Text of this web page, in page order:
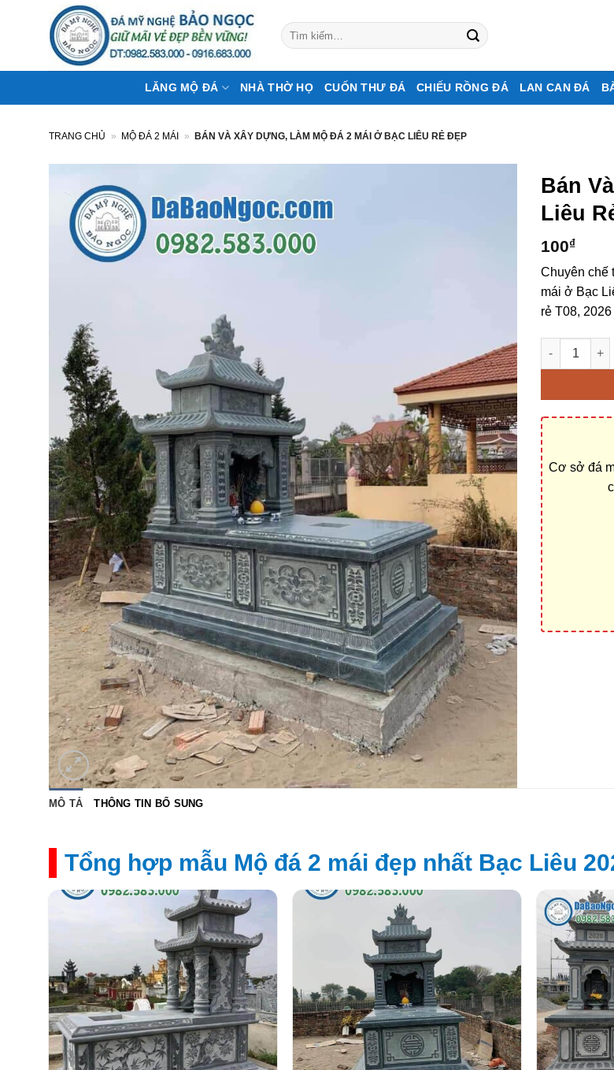
dung
Tìm
kiếm:
LĂNG MỘ ĐÁ NHÀ THỜ HỌ CUỐN THƯ ĐÁ CHIẾU RỒNG ĐÁ LAN CAN ĐÁ
TRANG CHỦ » MỘ ĐÁ 2 MÁI » BÁN VÀ XÂY DỰNG, LÀM MỘ ĐÁ 2 MÁI Ở BẠC LIÊU RẺ ĐẸP
Bán
Liêu
100₫
Chuyên chế
mái ở Bạc
rẻ T08, 2026
Bán và xây
Cơ sở đá
MÔ TẢ THÔNG TIN BỔ SUNG
Tổng hợp mẫu Mộ đá 2 mái đẹp nhất Bạc Liêu